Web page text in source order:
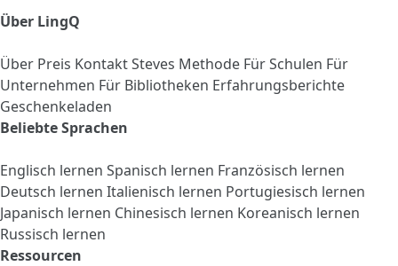
Über LingQ
Über Preis KontaktSteves Methode Für Schulen Für
Unternehmen Für Bibliotheken Erfahrungsberichte
Geschenkeladen
Beliebte Sprachen
Englisch lernen Spanisch lernen Französisch lernen
Deutsch lernen Italienisch lernen Portugiesisch lernen
Japanisch lernen Chinesisch lernen Koreanisch lernen
Russisch lernen
Ressourcen